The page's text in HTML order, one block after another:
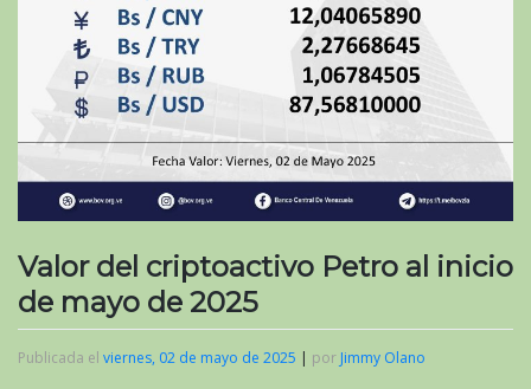
Valor del criptoactivo Petro al inicio
de mayo de 2025
Publicada el viernes, 02 de mayo de 2025 | por Jimmy Olano